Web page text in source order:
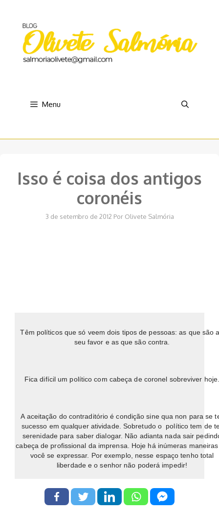
conteúdo
Menu
Isso é coisa dos antigos
coronéis
3 de setembro de 2012 Por Olivete Salmória
Têm políticos que só veem dois tipos de pessoas: as que são
seu favor e as que são contra.
Fica difícil um político com cabeça de coronel sobreviver
A aceitação do contraditório é condição sine qua non para se
sucesso em qualquer atividade. Sobretudo o político tem de
serenidade para saber dialogar. Não adianta nada sair
cabeça de profissional da imprensa. Hoje há inúmeras
você se expressar. Por exemplo, nesse espaço tenho total
liberdade e o senhor não poderá impedir!